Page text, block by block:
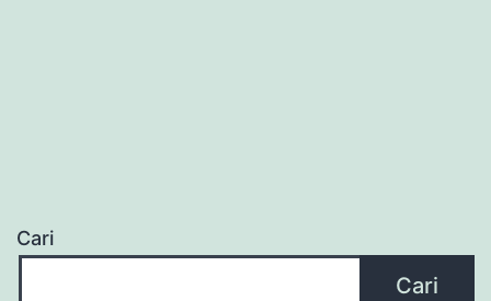
Cari
Cari